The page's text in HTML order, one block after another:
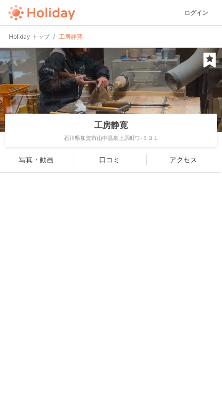
ログイン
Holiday トップ 工房静寛
工房静寛
石川県加賀市山中温泉上原町ワ-５３１
写真・動画 口コミ アクセス